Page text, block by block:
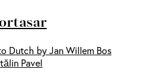
Dutch by Jan Willem Bos
Pavel